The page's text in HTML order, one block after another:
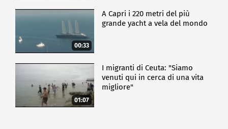
00:33
A Capri i 220 metri del più
grande yacht a vela del mondo
01:07
I migranti di Ceuta: "Siamo
venuti qui in cerca di una vita
migliore"